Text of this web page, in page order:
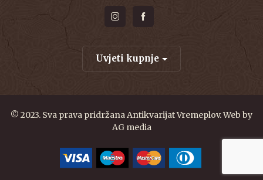
Uvjeti kupnje
© 2023. Sva prava pridržana Antikvarijat Vremeplov. Web by
AG media